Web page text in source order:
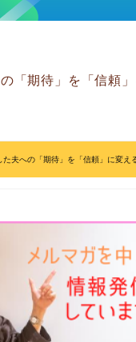
「期待」を「信頼
た夫への「期待」を「信頼」に変え